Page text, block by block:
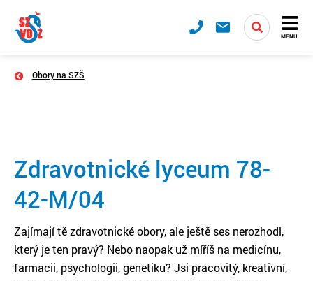
MENU
Obory na SZŠ
Zdravotnické lyceum 78-
42-M/04
Zajímají tě zdravotnické obory, ale ještě ses nerozhodl,
který je ten pravý? Nebo naopak už míříš na medicínu,
farmacii, psychologii, genetiku? Jsi pracovitý, kreativní,